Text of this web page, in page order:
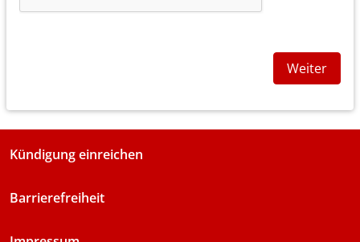
Weiter
Kündigung einreichen
Barrierefreiheit